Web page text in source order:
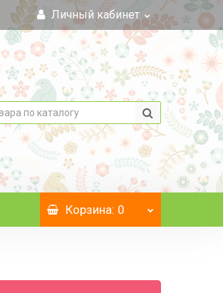
Личный кабинет
Корзина: 0